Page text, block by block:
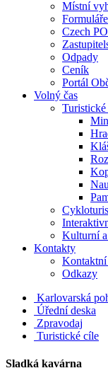
Místní
Formuláře
Czech
Odpady
Ceník
Portál
Volný čas
Kulturní
Kontakty
Odkazy
Karlovarská
Úřední deska
Zpravodaj
Turistické cíle
Sladká kavárna